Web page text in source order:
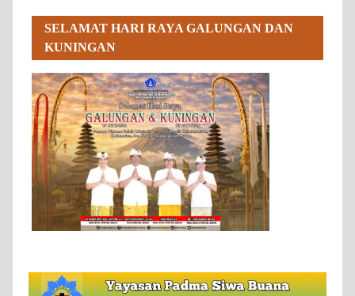
SELAMAT HARI RAYA GALUNGAN DAN
KUNINGAN